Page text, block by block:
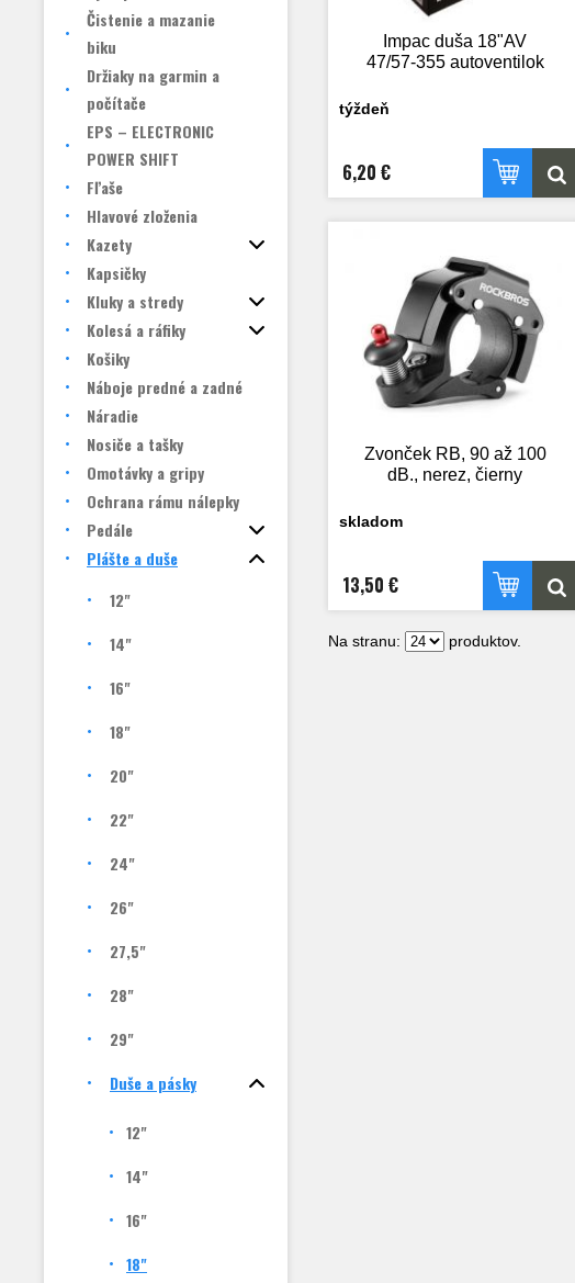
Čistenie a mazanie
biku
Držiaky na garmin a
počítače
EPS – ELECTRONIC
POWER SHIFT
Fľaše
Hlavové zloženia
Kazety
Kapsičky
Kluky a stredy
Kolesá a ráfiky
Košiky
Náboje predné a zadné
Náradie
Nosiče a tašky
Omotávky a gripy
Ochrana rámu nálepky
Pedále
Plášte a duše
12"
14"
16"
18"
20"
22"
24"
26"
27,5"
28"
29"
Duše a pásky
12"
14"
16"
18"
Impac duša 18"AV
47/57-355 autoventilok
týždeň
6,20 €
Zvonček RB, 90 až 100
dB., nerez, čierny
skladom
13,50 €
Na stranu: produktov.